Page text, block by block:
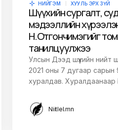
НИЙГЭМ ХУУЛЬ ЭРХ ЗҮЙ
Шүүхийн сургалт,
мэдээллийн
Н.Отгончимэгийг
танилцуулжээ
Улсын Дээд шүүхийн нийт
2021 оны 7 дугаар сарын
хуралдав.
Niitlel.mn